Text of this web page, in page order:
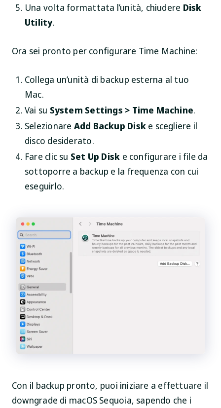
Una volta formattata l’unità, chiudere Disk
Utility.
Ora sei pronto per configurare Time Machine:
Collega un’unità di backup esterna al tuo
Mac.
Vai su System Settings > Time Machine.
Selezionare Add Backup Diske scegliere il
disco desiderato.
Fare clic su Set Up Disk e configurare i file da
sottoporre a backup e la frequenza con cui
eseguirlo.
Con il backup pronto, puoi iniziare a effettuare il
downgrade di macOS Sequoia, sapendo che i